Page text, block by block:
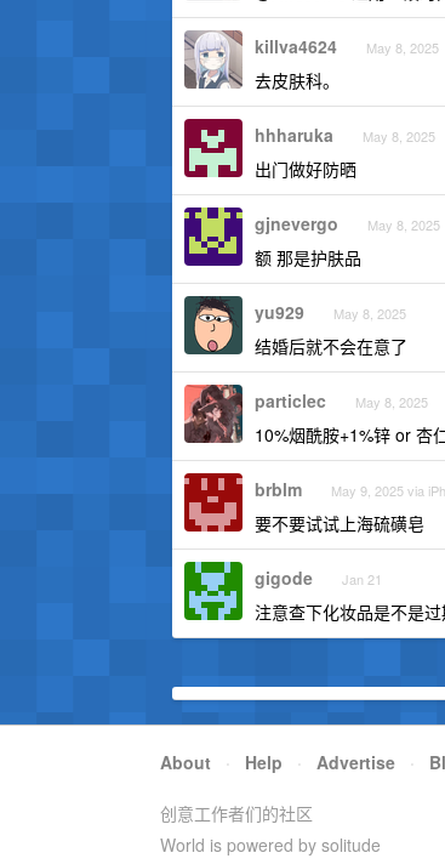
killva4624 May 8, 2025
去皮肤科。
hhharuka May 8, 2025
出门做好防晒
gjnevergo May 8, 2025
额 那是护肤品
yu929 May 8, 2025
结婚后就不会在意了
particlec May 8, 2025
10%烟酰胺+1%锌 or 杏
brblm May 9, 2025 via
要不要试试上海硫磺皂
gigode Jan 21
注意查下化妆品是不是过
About · Help · Advertise ·
创意工作者们的社区
World is powered by solitude